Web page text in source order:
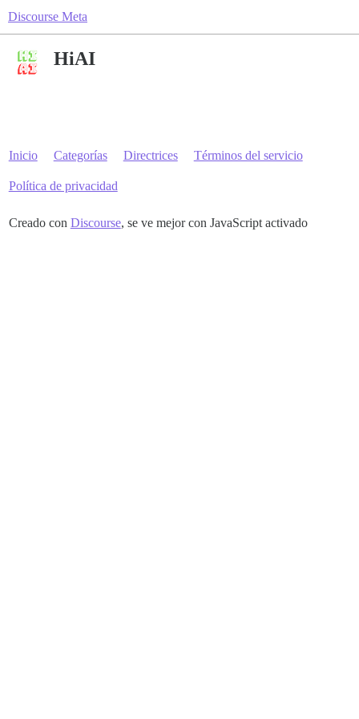
Discourse Meta
HiAI
Inicio Categorías Directrices Términos del servicio
Política de privacidad
Creado con Discourse, se ve mejor con JavaScript activado